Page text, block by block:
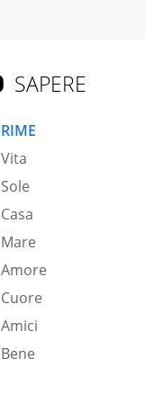
SAPERE
RIME
Vita
Sole
Casa
Mare
Amore
Cuore
Amici
Bene